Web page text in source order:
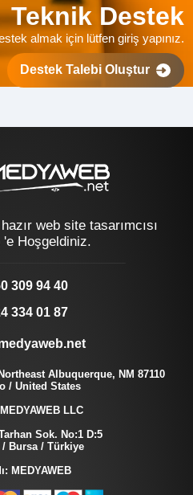
Teknik Destek
almak için lütfen giriş yapınız.
Destek Talebi Oluştur
web site tasarımcısı
'e Hoşgeldiniz.
309 94 40
334 01 87
Albuquerque, NM 87110
/ United States
LLC
Sok. No:1 D:5
Bursa / Türkiye
MEDYAWEB